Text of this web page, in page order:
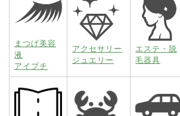
まつげ美容
液
アイプチ
アクセサリー
ジュエリー
エステ・脱
毛器具